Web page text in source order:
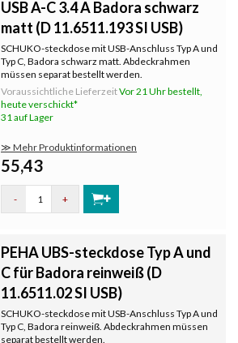
USB A-C 3.4 A Badora schwarz
matt (D 11.6511.193 SI USB)
SCHUKO-steckdose mit USB-Anschluss Typ A und
Typ C, Badora schwarz matt. Abdeckrahmen
müssen separat bestellt werden.
Voraussichtliche LieferzeitVor 21 Uhr bestellt,
heute verschickt*
31 auf Lager
≫ Mehr Produktinformationen
55,43
- +
PEHA UBS-steckdose Typ A und
C für Badora reinweiß (D
11.6511.02 SI USB)
SCHUKO-steckdose mit USB-Anschluss Typ A und
Typ C, Badora reinweiß. Abdeckrahmen müssen
separat bestellt werden.